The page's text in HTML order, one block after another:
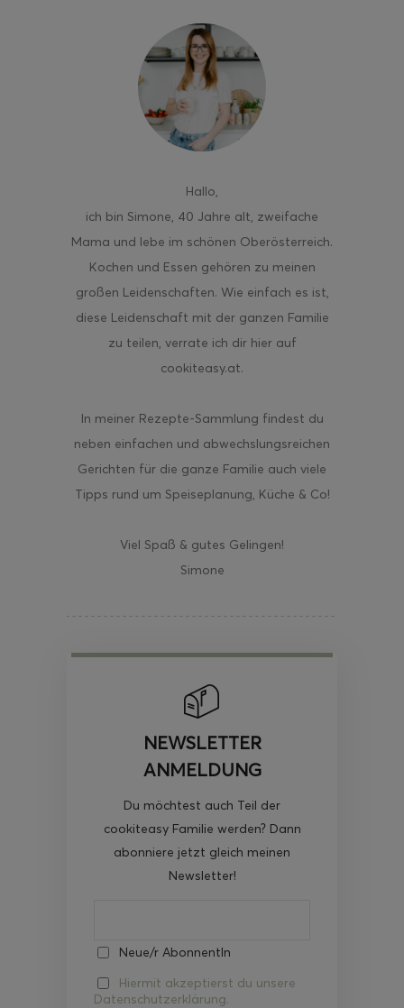
Hallo,
ich bin Simone, 40 Jahre alt, zweifache
Mama und lebe im schönen Oberösterreich.
Kochen und Essen gehören zu meinen
großen Leidenschaften. Wie einfach es ist,
diese Leidenschaft mit der ganzen Familie
zu teilen, verrate ich dir hier auf
cookiteasy.at.
In meiner Rezepte-Sammlung findest du
neben einfachen und abwechslungsreichen
Gerichten für die ganze Familie auch viele
Tipps rund um Speiseplanung, Küche & Co!
Viel Spaß & gutes Gelingen!
Simone
NEWSLETTER
ANMELDUNG
Du möchtest auch Teil der
cookiteasy Familie werden? Dann
abonniere jetzt gleich meinen
Newsletter!
Neue/r AbonnentIn
Hiermit akzeptierst du unsere
Datenschutzerklärung.